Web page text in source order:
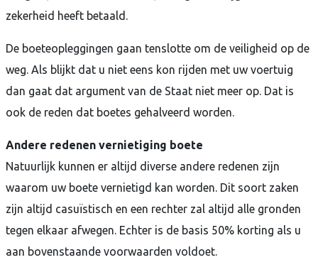
zekerheid heeft betaald.
De boeteopleggingen gaan tenslotte om de veiligheid op de
weg. Als blijkt dat u niet eens kon rijden met uw voertuig
dan gaat dat argument van de Staat niet meer op. Dat is
ook de reden dat boetes gehalveerd worden.
Andere redenen vernietiging boete
Natuurlijk kunnen er altijd diverse andere redenen zijn
waarom uw boete vernietigd kan worden. Dit soort zaken
zijn altijd casuïstisch en een rechter zal altijd alle gronden
tegen elkaar afwegen. Echter is de basis 50% korting als u
aan bovenstaande voorwaarden voldoet.